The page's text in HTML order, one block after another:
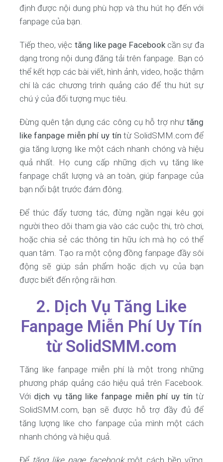
định được nội dung phù hợp và thu hút họ đến với
fanpage của bạn.
Tiếp theo, việc tăng like page Facebookcần sự đa
dạng trong nội dung đăng tải trên fanpage. Bạn có
thể kết hợp các bài viết, hình ảnh, video, hoặc thậm
chí là các chương trình quảng cáo để thu hút sự
chú ý của đối tượng mục tiêu.
Đừng quên tận dụng các công cụ hỗ trợ nhưtăng
like fanpage miễn phí uy tín từ SolidSMM.com để
gia tăng lượng like một cách nhanh chóng và hiệu
quả nhất. Họ cung cấp những dịch vụ tăng like
fanpage chất lượng và an toàn, giúp fanpage của
bạn nổi bật trước đám đông.
Để thúc đẩy tương tác, đừng ngần ngại kêu gọi
người theo dõi tham gia vào các cuộc thi, trò chơi,
hoặc chia sẻ các thông tin hữu ích mà họ có thể
quan tâm. Tạo ra một cộng đồng fanpage đầy sôi
động sẽ giúp sản phẩm hoặc dịch vụ của bạn
được biết đến rộng rãi hơn.
2. Dịch Vụ Tăng Like
Fanpage Miễn Phí Uy Tín
từ SolidSMM.com
Tăng like fanpage miễn phí là một trong những
phương pháp quảng cáo hiệu quả trên Facebook.
Với dịch vụ tăng like fanpage miễn phí uy tín từ
SolidSMM.com, bạn sẽ được hỗ trợ đầy đủ để
tăng lượng like cho fanpage của mình một cách
nhanh chóng và hiệu quả.
Để tăng like page facebookmột cách bền vững,